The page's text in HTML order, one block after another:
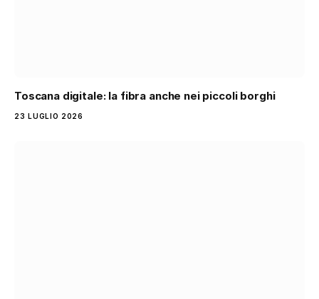
Toscana digitale: la fibra anche nei piccoli borghi
23 LUGLIO 2026